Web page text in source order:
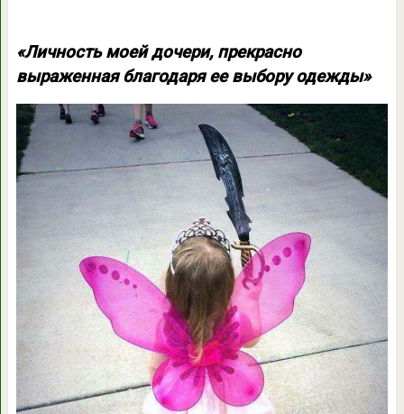
«Личность моей дочери, прекрасно
выраженная благодаря ее выбору одежды»